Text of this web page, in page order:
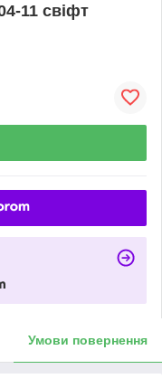
11 свіфт
Умови повернення